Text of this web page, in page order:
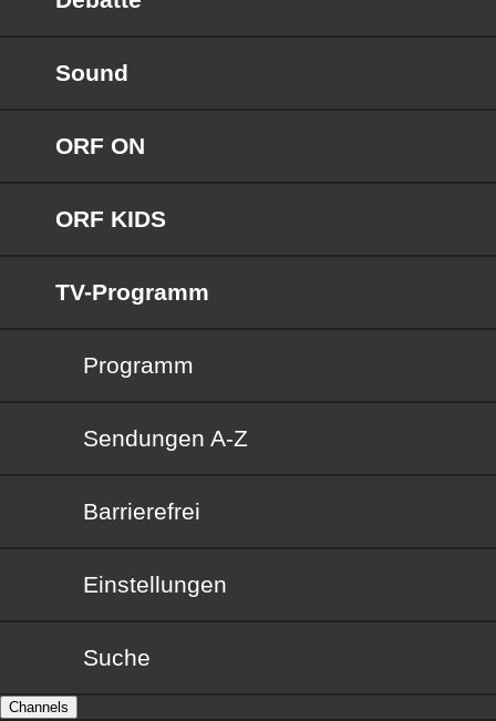
Sound
ORF ON
ORF KIDS
TV-Programm
Programm
Sendungen von A bis Z
Sendungen A-Z
Barrierefrei
Barrierefrei
Einstellungen
Suche
Channels